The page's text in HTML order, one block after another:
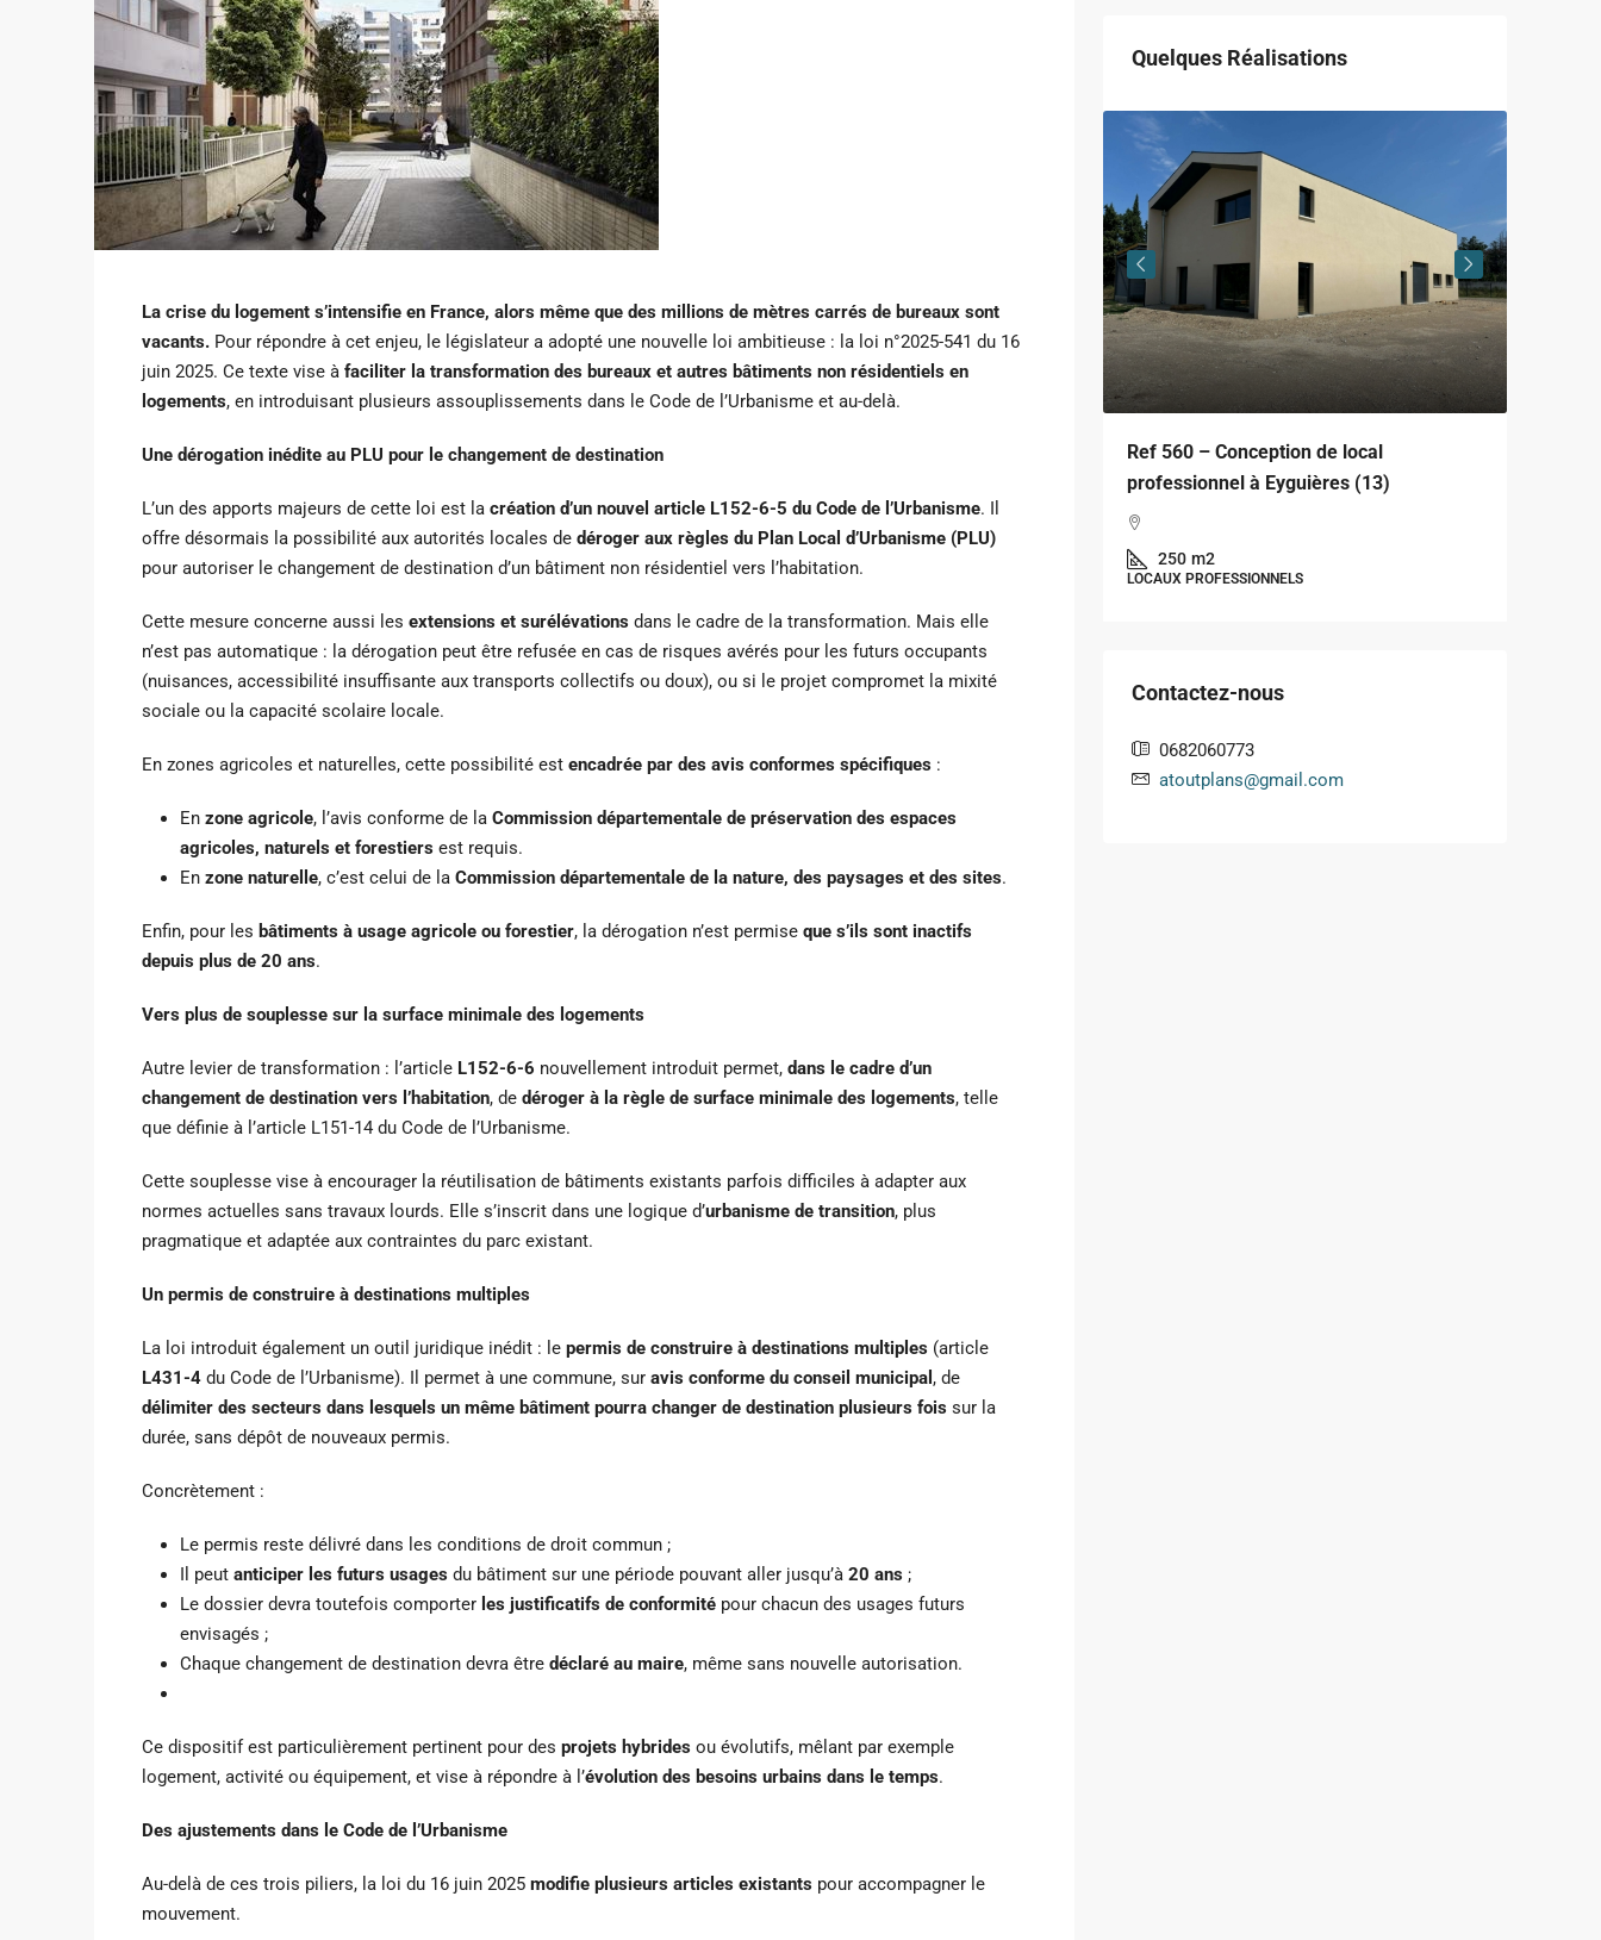
La crise du logement s’intensifie en France, alors même que des millions de mètres carrés de bureaux sont
vacants. Pour répondre à cet enjeu, le législateur a adopté une nouvelle loi ambitieuse : la loi n°2025-541 du 16
juin 2025. Ce texte vise à faciliter la transformation des bureaux et autres bâtiments non résidentiels en
logements, en introduisant plusieurs assouplissements dans le Code de l’Urbanisme et au-delà.
Une dérogation inédite au PLU pour le changement de destination
L’un des apports majeurs de cette loi est la création d’un nouvel article L152-6-5 du Code de l’Urbanisme. Il
offre désormais la possibilité aux autorités locales de déroger aux règles du Plan Local d’Urbanisme (PLU)
pour autoriser le changement de destination d’un bâtiment non résidentiel vers l’habitation.
Cette mesure concerne aussi les extensions et surélévations dans le cadre de la transformation. Mais elle
n’est pas automatique : la dérogation peut être refusée en cas de risques avérés pour les futurs occupants
(nuisances, accessibilité insuffisante aux transports collectifs ou doux), ou si le projet compromet la mixité
sociale ou la capacité scolaire locale.
En zones agricoles et naturelles, cette possibilité est encadrée par des avis conformes spécifiques :
En zone agricole, l’avis conforme de la Commission départementale de préservation des espaces
agricoles, naturels et forestiers est requis.
En zone naturelle, c’est celui de la Commission départementale de la nature, des paysages et des sites.
Enfin, pour les bâtiments à usage agricole ou forestier, la dérogation n’est permise que s’ils sont inactifs
depuis plus de 20 ans.
Vers plus de souplesse sur la surface minimale des logements
Autre levier de transformation : l’article L152-6-6 nouvellement introduit permet, dans le cadre d’un
changement de destination vers l’habitation, de déroger à la règle de surface minimale des logements, telle
que définie à l’article L151-14 du Code de l’Urbanisme.
Cette souplesse vise à encourager la réutilisation de bâtiments existants parfois difficiles à adapter aux
normes actuelles sans travaux lourds. Elle s’inscrit dans une logique d’urbanisme de transition, plus
pragmatique et adaptée aux contraintes du parc existant.
Un permis de construire à destinations multiples
La loi introduit également un outil juridique inédit : le permis de construire à destinations multiples (article
L431-4 du Code de l’Urbanisme). Il permet à une commune, sur avis conforme du conseil municipal , de
délimiter des secteurs dans lesquels un même bâtiment pourra changer de destination plusieurs fois sur la
durée, sans dépôt de nouveaux permis.
Concrètement :
Le permis reste délivré dans les conditions de droit commun ;
Il peut anticiper les futurs usages du bâtiment sur une période pouvant aller jusqu’à 20 ans ;
Le dossier devra toutefois comporter les justificatifs de conformité pour chacun des usages futurs
envisagés ;
Chaque changement de destination devra être déclaré au maire, même sans nouvelle autorisation.
Ce dispositif est particulièrement pertinent pour des projets hybrides ou évolutifs, mêlant par exemple
logement, activité ou équipement, et vise à répondre à l’évolution des besoins urbains dans le temps.
Des ajustements dans le Code de l’Urbanisme
Au-delà de ces trois piliers, la loi du 16 juin 2025 modifie plusieurs articles existants pour accompagner le
mouvement.
Quelques Réalisations
Ref 339 – Bastide contemporaine à
Provence-Alpes-Côte d'Azur, France métropolitaine,
13510, France
5 3 210 m2
France métropolitaine, 30400, France
Ref 560 – Conception de local
professionnel à Eyguières (13)
250 m2
LOCAUX PROFESSIONNELS
Contactez-nous
0682060773
atoutplans@gmail.com